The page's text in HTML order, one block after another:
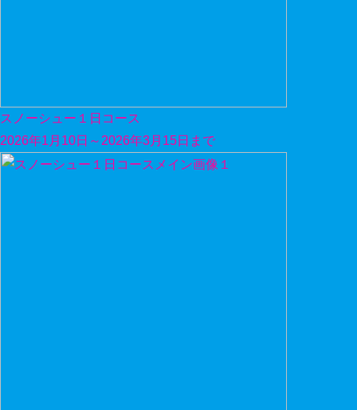
スノーシュー１日コース
2026年1月10日～2026年3月15日まで